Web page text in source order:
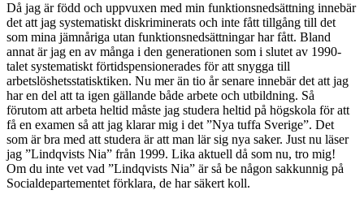
Då jag är född och uppvuxen med min funktionsnedsättning innebär
det att jag systematiskt diskriminerats och inte fått tillgång till det
som mina jämnåriga utan funktionsnedsättningar har fått. Bland
annat är jag en av många i den generationen som i slutet av 1990-
talet systematiskt förtidspensionerades för att snygga till
arbetslöshetsstatisktiken. Nu mer än tio år senare innebär det att jag
har en del att ta igen gällande både arbete och utbildning. Så
förutom att arbeta heltid måste jag studera heltid på högskola för att
få en examen så att jag klarar mig i det ”Nya tuffa Sverige”. Det
som är bra med att studera är att man lär sig nya saker. Just nu läser
jag ”Lindqvists Nia” från 1999. Lika aktuell då som nu, tro mig!
Om du inte vet vad ”Lindqvists Nia” är så be någon sakkunnig på
Socialdepartementet förklara, de har säkert koll.